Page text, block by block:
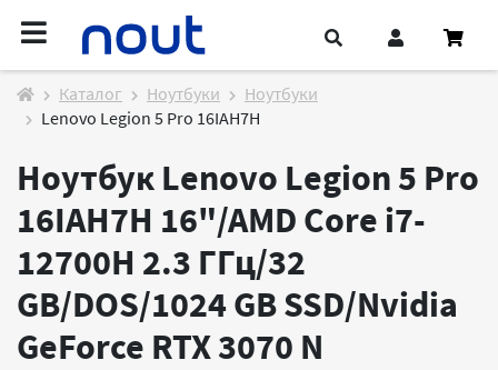
Каталог Ноутбуки
Ноутбуки
Lenovo Legion 5 Pro 16IAH7H
Ноутбук Lenovo Legion 5 Pro
16IAH7H 16"/AMD Core i7-
12700H 2.3 ГГц/32
GB/DOS/1024 GB SSD/Nvidia
GeForce RTX 3070 N